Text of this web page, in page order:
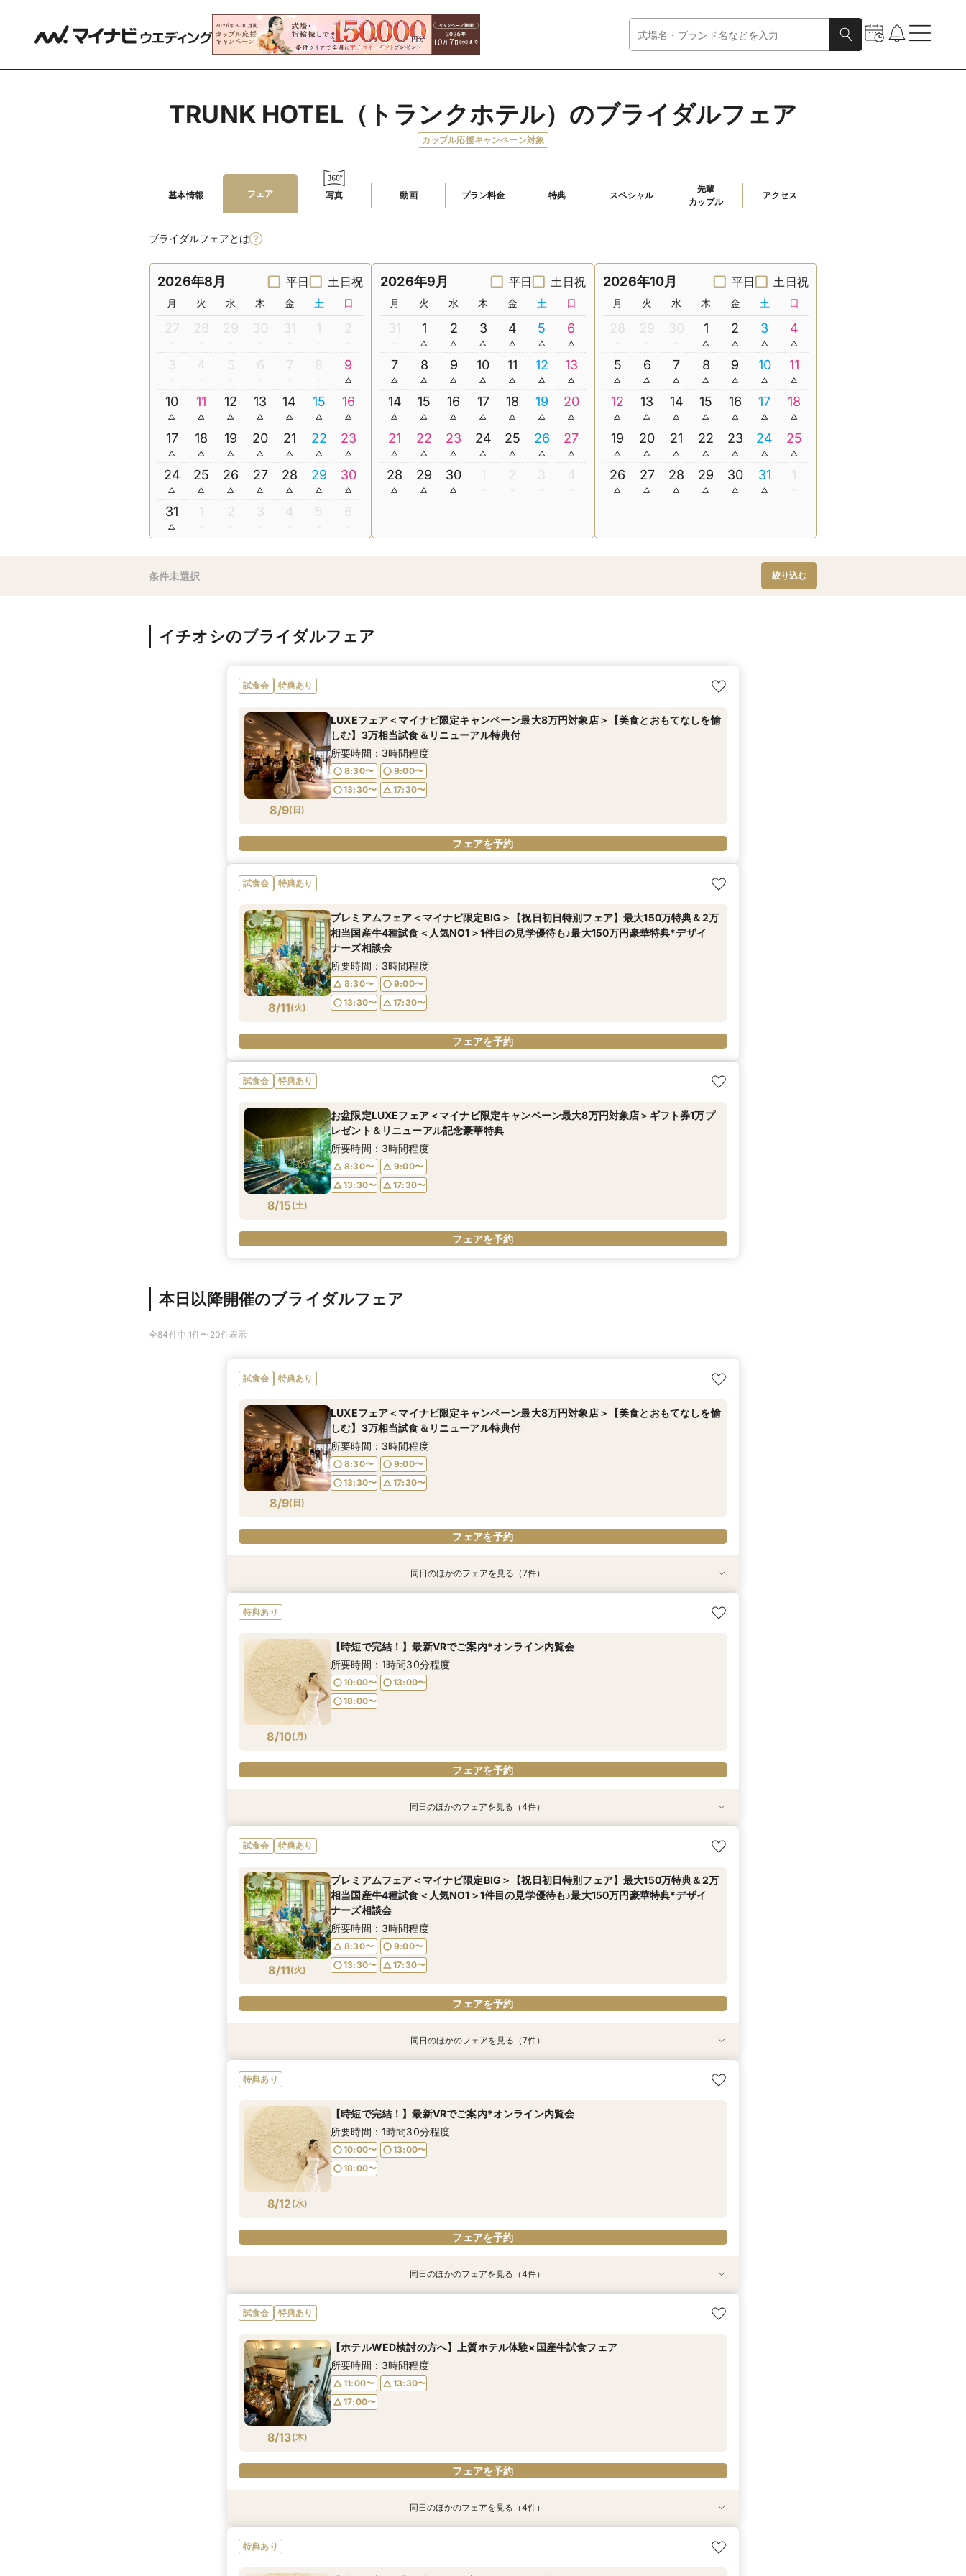
TRUNK HOTEL（トランクホテル）のブライダルフェア
カップル応援キャンペーン対象
基本情報 フェア 写真 動画 プラン料金 特典 スペシャル
先輩
カップル
アクセス
ブライダルフェアとは
2026年8月 平日 土日祝
月 火 水 木 金 土 日
27 28 29 30 31 1 2
3 4 5 6 7 8 9
10 11 12 13 14 15 16
17 18 19 20 21 22 23
24 25 26 27 28 29 30
31 1 2 3 4 5 6
2026年9月 平日 土日祝
月 火 水 木 金 土 日
31 1 2 3 4 5 6
7 8 9 10 11 12 13
14 15 16 17 18 19 20
21 22 23 24 25 26 27
28 29 30 1 2 3 4
2026年10月 平日 土日祝
月 火 水 木 金 土 日
28 29 30 1 2 3 4
5 6 7 8 9 10 11
12 13 14 15 16 17 18
19 20 21 22 23 24 25
26 27 28 29 30 31 1
条件未選択 絞り込む
イチオシのブライダルフェア
試食会 特典あり
8/9( 日)
LUXEフェア＜マイナビ限定キャンペーン最大8万円対象店＞【美食とおもてなしを愉
しむ】3万相当試食＆リニューアル特典付
所要時間：3時間程度
8:30〜
9:00〜
13:30〜
17:30〜
フェアを予約
試食会 特典あり
8/11(火)
プレミアムフェア＜マイナビ限定BIG＞【祝日初日特別フェア】最大150万特典＆2万
相当国産牛4種試食＜人気NO1＞1件目の見学優待も♪最大150万円豪華特典*デザイ
ナーズ相談会
所要時間：3時間程度
8:30〜
9:00〜
13:30〜
17:30〜
フェアを予約
試食会 特典あり
8/15(土)
お盆限定LUXEフェア＜マイナビ限定キャンペーン最大8万円対象店＞ギフト券1万プ
レゼント＆リニューアル記念豪華特典
所要時間：3時間程度
8:30〜
9:00〜
13:30〜
17:30〜
フェアを予約
本日以降開催のブライダルフェア
全84件中 1件〜20件表示
試食会 特典あり
8/9( 日)
LUXEフェア＜マイナビ限定キャンペーン最大8万円対象店＞【美食とおもてなしを愉
しむ】3万相当試食＆リニューアル特典付
所要時間：3時間程度
8:30〜
9:00〜
13:30〜
17:30〜
フェアを予約
8/9 ( 日)
8:35〜
9:00〜
13:30〜
17:30〜
8/9 ( 日)
8:35〜
9:00〜
13:30〜
17:30〜
8/9 ( 日)
8:40〜
9:00〜
13:30〜
17:30〜
8/9 ( 日)
8:40〜
9:00〜
13:30〜
17:30〜
8/9 ( 日)
10:00〜
13:00〜
18:00〜
8/9 ( 日)
8:35〜
9:00〜
13:30〜
17:30〜
8/9 ( 日)
18:00〜
同日のほかのフェアを見る（7件）
特典あり
8/10( 月)
【時短で完結！】最新VRでご案内*オンライン内覧会
所要時間：1時間30分程度
10:00〜
13:00〜
18:00〜
フェアを予約
8/10(月)
18:00〜
8/10(月)
11:00〜
13:30〜
17:00〜
8/10(月)
11:00〜
13:30〜
17:00〜
8/10(月)
11:00〜
13:30〜
17:00〜
同日のほかのフェアを見る（4件）
試食会 特典あり
8/11(火)
プレミアムフェア＜マイナビ限定BIG＞【祝日初日特別フェア】最大150万特典＆2万
相当国産牛4種試食＜人気NO1＞1件目の見学優待も♪最大150万円豪華特典*デザイ
ナーズ相談会
所要時間：3時間程度
8:30〜
9:00〜
13:30〜
17:30〜
フェアを予約
8/11 ( 火)
10:00〜
13:00〜
18:00〜
8/11 ( 火)
18:00〜
8/11 ( 火)
8:40〜
9:00〜
13:30〜
17:30〜
8/11 ( 火)
8:35〜
9:00〜
13:30〜
17:30〜
8/11 ( 火)
8:40〜
9:00〜
13:30〜
17:30〜
8/11 ( 火)
8:35〜
9:00〜
13:30〜
17:30〜
8/11 ( 火)
8:35〜
9:00〜
13:30〜
17:30〜
同日のほかのフェアを見る（7件）
特典あり
8/12(水)
【時短で完結！】最新VRでご案内*オンライン内覧会
所要時間：1時間30分程度
10:00〜
13:00〜
18:00〜
フェアを予約
8/12(水)
18:00〜
8/12(水)
11:00〜
13:30〜
17:00〜
8/12(水)
11:00〜
13:30〜
17:00〜
8/12(水)
11:00〜
13:30〜
17:00〜
同日のほかのフェアを見る（4件）
試食会 特典あり
8/13(木)
【ホテルWED検討の方へ】上質ホテル体験×国産牛試食フェア
所要時間：3時間程度
11:00〜
13:30〜
17:00〜
フェアを予約
同日のほかのフェアを見る（4件）
特典あり